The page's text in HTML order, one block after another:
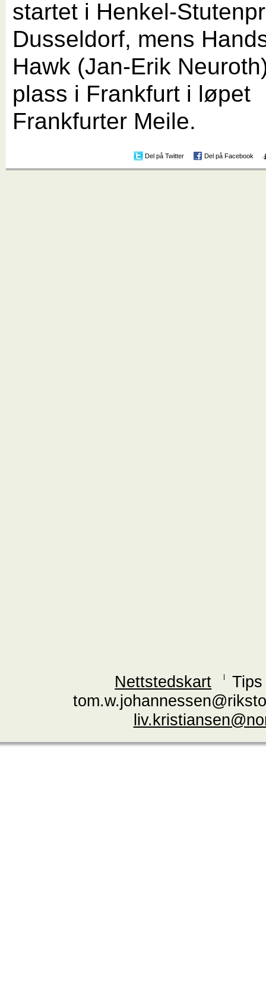
startet i Henkel-
Dusseldorf, mens
Hawk (Jan-Erik
plass i Frankfurt i løpet
Frankfurter Meile.
Del på Twitter Del på Facebook
Nettstedskart